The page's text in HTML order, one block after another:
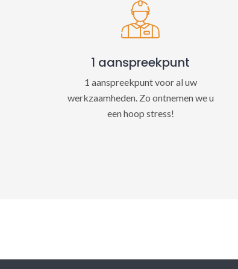
1 aanspreekpunt
1 aanspreekpunt voor al uw
werkzaamheden. Zo ontnemen we u
een hoop stress!